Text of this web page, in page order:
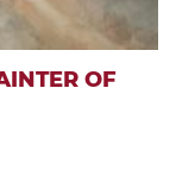
OF